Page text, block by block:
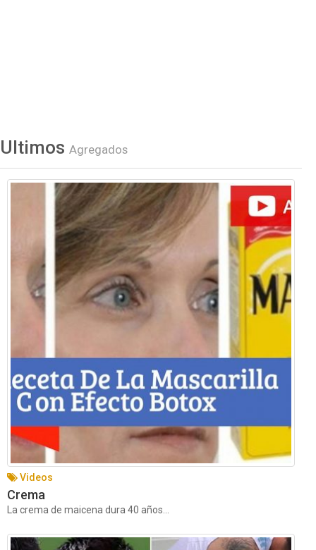
Ultimos Agregados
Videos
Crema
La crema de maicena dura 40 años...